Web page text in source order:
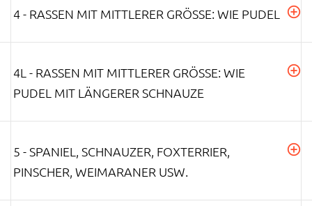
4 - RASSEN MIT MITTLERER GRÖSSE: WIE PUDEL
4L - RASSEN MIT MITTLERER GRÖSSE: WIE P
UDEL MIT LÄNGERER SCHNAUZE
5 - SPANIEL, SCHNAUZER, FOXTERRIER,
PINSCHER, WEIMARANER USW.